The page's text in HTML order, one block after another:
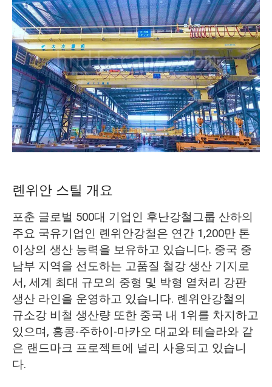
롄위안 스틸 개요
포춘 글로벌 500대 기업인 후난강철그룹 산하의
주요 국유기업인 롄위안강철은 연간 1,200만 톤
이상의 생산 능력을 보유하고 있습니다. 중국 중
남부 지역을 선도하는 고품질 철강 생산 기지로
서, 세계 최대 규모의 중형 및 박형 열처리 강판
생산 라인을 운영하고 있습니다. 롄위안강철의
규소강 비철 생산량 또한 중국 내 1위를 차지하고
있으며, 홍콩-주하이-마카오 대교와 테슬라와 같
은 랜드마크 프로젝트에 널리 사용되고 있습니
다.
Kiswahili
Dansk
Norsk
O‘zbekcha